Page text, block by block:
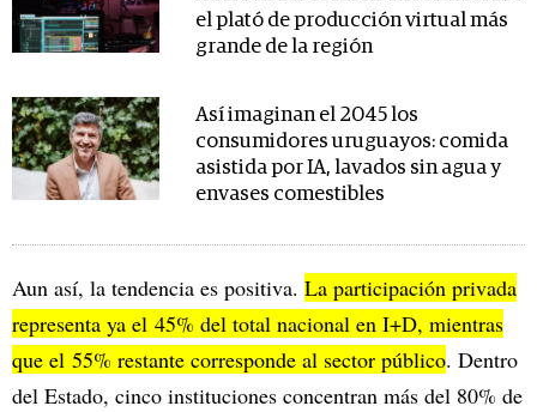
el plató de producción virtual más
grande de la región
Así imaginan el 2045 los
consumidores uruguayos: comida
asistida por IA, lavados sin agua y
envases comestibles
Aun así, la tendencia es positiva. La participación privada
representa ya el 45% del total nacional en I+D, mientras
que el 55% restante corresponde al sector público. Dentro
del Estado, cinco instituciones concentran más del 80% de